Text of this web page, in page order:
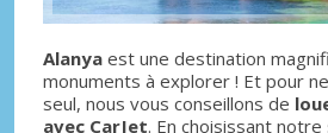
Alanya est une destination
monuments à explorer ! Et pour
seul, nous vous conseillons de
avec CarJet. En choisissant